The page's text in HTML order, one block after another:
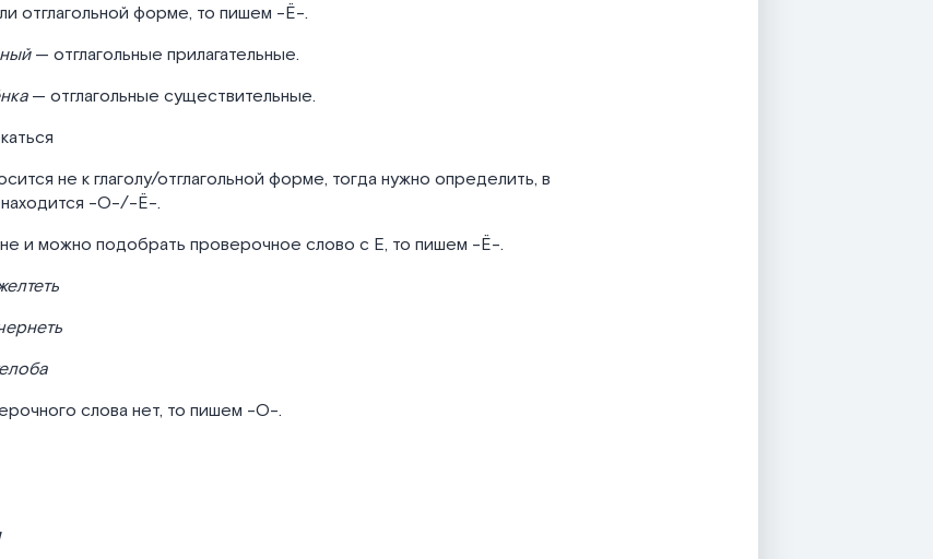
отглагольной форме, то пишем -Ё-.
— отглагольные прилагательные.
— отглагольные существительные.
не к глаголу/отглагольной форме, тогда нужно определить, в
-О-/-Ё-.
и можно подобрать проверочное слово с Е, то пишем -Ё-.
слова нет, то пишем -О-.